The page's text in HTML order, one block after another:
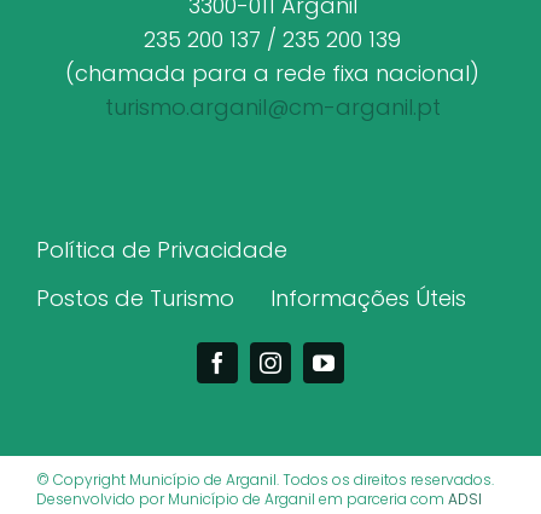
235 200 137 / 235 200 139
(chamada para a rede fixa nacional)
turismo.arganil@cm-arganil.pt
Política de Privacidade
Postos de Turismo
Informações Úteis
© Copyright Município de Arganil. Todos os direitos reservados.
Desenvolvido por Município de Arganil em parceria com ADSI